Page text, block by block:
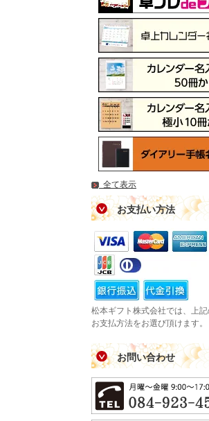
全て表示
お支払い方法
松本ギフト株式会社では、上
お支払方法をお選び頂けます。
お問い合わせ